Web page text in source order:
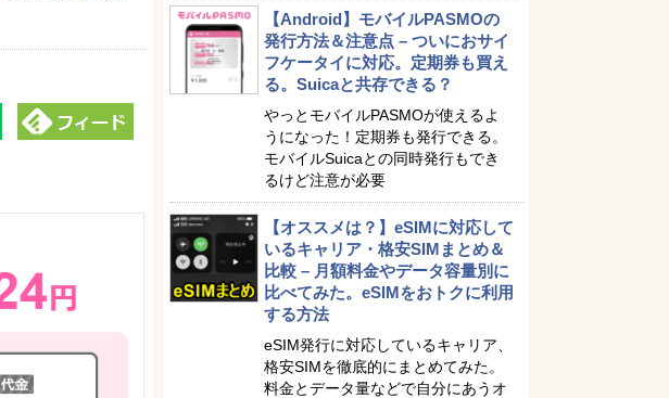
【Android】モバイルPASMOの
発行方法＆注意点 – ついにおサイ
フケータイに対応。定期券も買え
る。Suicaと共存できる？
やっとモバイルPASMOが使えるよ
うになった！定期券も発行できる。
モバイルSuicaとの同時発行もでき
るけど注意が必要
【オススメは？】eSIMに対応して
いるキャリア・格安SIMまとめ＆
比較 – 月額料金やデータ容量別に
比べてみた。eSIMをおトクに利用
する方法
eSIM発行に対応しているキャリア、
格安SIMを徹底的にまとめてみた。
料金とデータ量などで自分にあうオ